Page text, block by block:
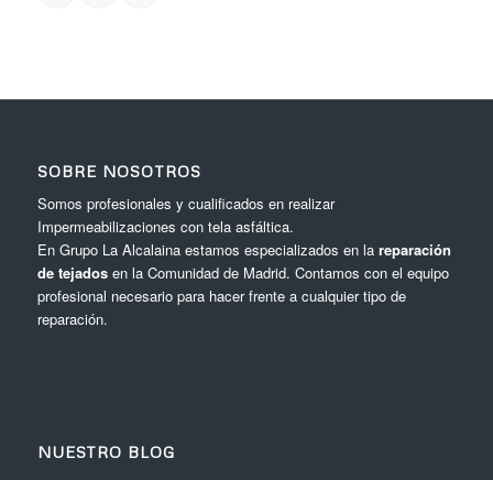
SOBRE NOSOTROS
Somos profesionales y cualificados en realizar
Impermeabilizaciones con tela asfáltica.
En Grupo La Alcalaina estamos especializados en la reparación
de tejadosen la Comunidad de Madrid. Contamos con el equipo
profesional necesario para hacer frente a cualquier tipo de
reparación.
NUESTRO BLOG